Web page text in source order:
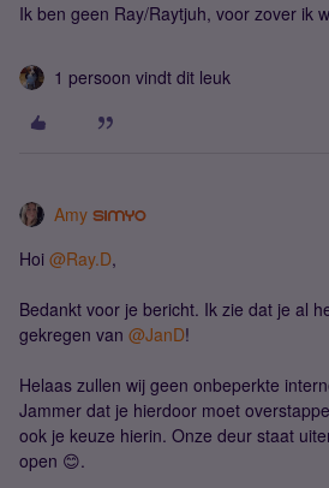
Ik ben geen Ray/Raytjuh, voor zover ik
1 persoon vindt dit leuk
Amy
Hoi ​ @Ray.D,
Bedankt voor je bericht. Ik zie dat je al
gekregen van ​ @JanD!
Helaas zullen wij geen onbeperkte
Jammer dat je hierdoor moet
ook je keuze hierin. Onze deur staat
open 😊.